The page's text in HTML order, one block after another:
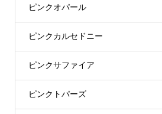
ピンクオパール
ピンクカルセドニー
ピンクサファイア
ピンクトパーズ